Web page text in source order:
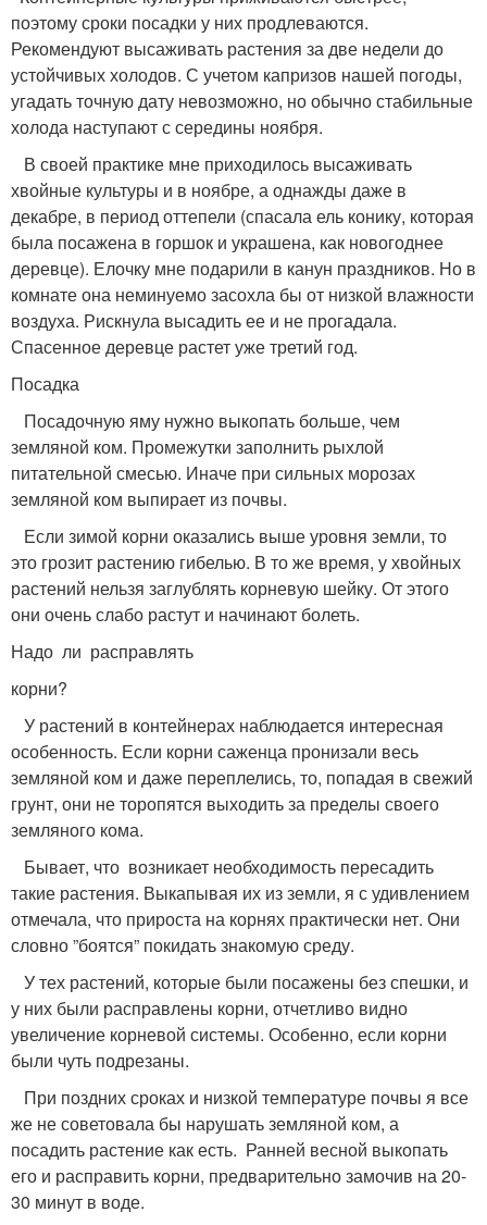
поэтому сроки посадки у них продлеваются.
Рекомендуют высаживать растения за две недели до
устойчивых холодов. С учетом капризов нашей погоды,
угадать точную дату невозможно, но обычно стабильные
холода наступают с середины ноября.
В своей практике мне приходилось высаживать
хвойные культуры и в ноябре, а однажды даже в
декабре, в период оттепели (спасала ель конику, которая
была посажена в горшок и украшена, как новогоднее
деревце). Елочку мне подарили в канун праздников. Но в
комнате она неминуемо засохла бы от низкой влажности
воздуха. Рискнула высадить ее и не прогадала.
Спасенное деревце растет уже третий год.
Посадка
Посадочную яму нужно выкопать больше, чем
земляной ком. Промежутки заполнить рыхлой
питательной смесью. Иначе при сильных морозах
земляной ком выпирает из почвы.
Если зимой корни оказались выше уровня земли, то
это грозит растению гибелью. В то же время, у хвойных
растений нельзя заглублять корневую шейку. От этого
они очень слабо растут и начинают болеть.
Надо ли расправлять
корни?
У растений в контейнерах наблюдается интересная
особенность. Если корни саженца пронизали весь
земляной ком и даже переплелись, то, попадая в свежий
грунт, они не торопятся выходить за пределы своего
земляного кома.
Бывает, что возникает необходимость пересадить
такие растения. Выкапывая их из земли, я с удивлением
отмечала, что прироста на корнях практически нет. Они
словно ”боятся” покидать знакомую среду.
У тех растений, которые были посажены без спешки, и
у них были расправлены корни, отчетливо видно
увеличение корневой системы. Особенно, если корни
были чуть подрезаны.
При поздних сроках и низкой температуре почвы я все
же не советовала бы нарушать земляной ком, а
посадить растение как есть. Ранней весной выкопать
его и расправить корни, предварительно замочив на 20-
30 минут в воде.